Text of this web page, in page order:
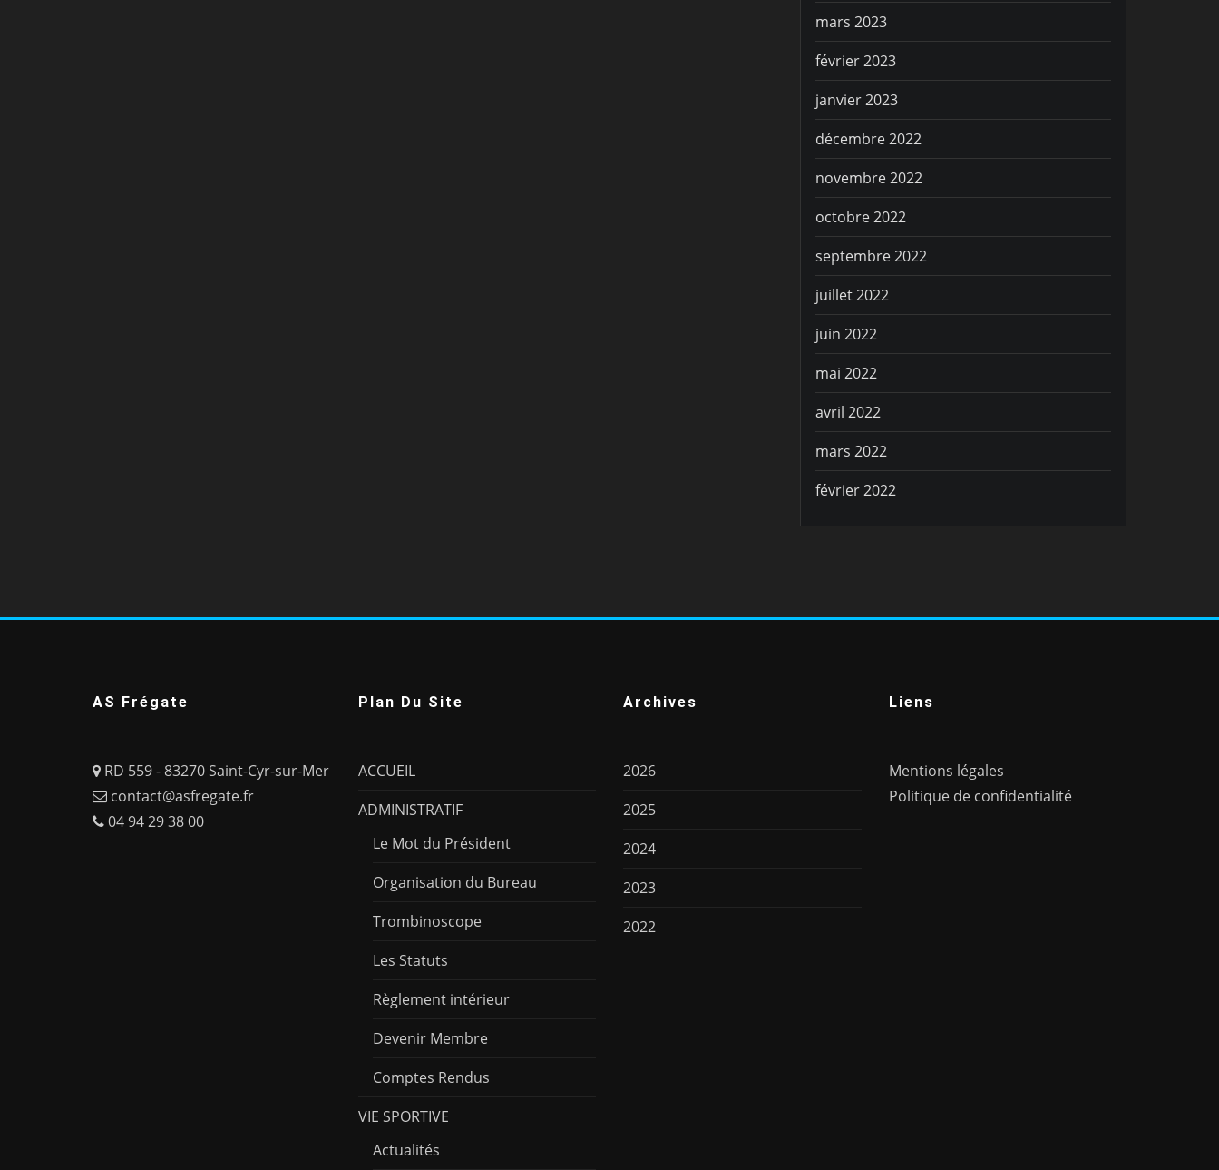
mars 2023
février 2023
janvier 2023
décembre 2022
novembre 2022
octobre 2022
septembre 2022
juillet 2022
juin 2022
mai 2022
avril 2022
mars 2022
février 2022
AS Frégate
RD 559 - 83270 Saint-Cyr-sur-Mer
contact@asfregate.fr
04 94 29 38 00
Plan Du Site
ACCUEIL
ADMINISTRATIF
Le Mot du Président
Organisation du Bureau
Trombinoscope
Les Statuts
Règlement intérieur
Devenir Membre
Comptes Rendus
VIE SPORTIVE
Actualités
Archives
2026
2025
2024
2023
2022
Liens
Mentions légales
Politique de confidentialité